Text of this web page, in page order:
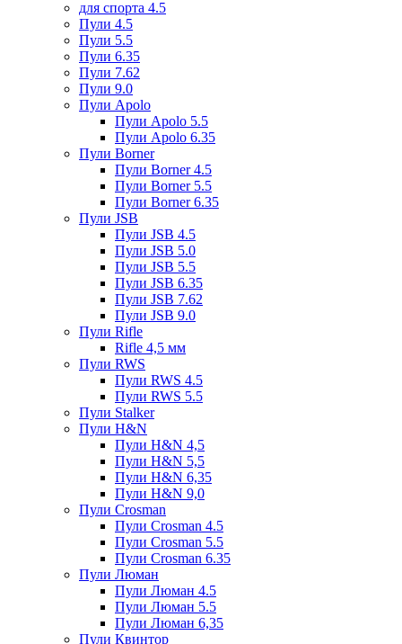
для спорта 4.5
Пули 4.5
Пули 5.5
Пули 6.35
Пули 7.62
Пули 9.0
Пули Apolo
Пули Apolo 5.5
Пули Apolo 6.35
Пули Borner
Пули Borner 4.5
Пули Borner 5.5
Пули Borner 6.35
Пули JSB
Пули JSB 4.5
Пули JSB 5.0
Пули JSB 5.5
Пули JSB 6.35
Пули JSB 7.62
Пули JSB 9.0
Пули Rifle
Rifle 4,5 мм
Пули RWS
Пули RWS 4.5
Пули RWS 5.5
Пули Stalker
Пули H&N
Пули H&N 4,5
Пули H&N 5,5
Пули H&N 6,35
Пули H&N 9,0
Пули Crosman
Пули Crosman 4.5
Пули Crosman 5.5
Пули Crosman 6.35
Пули Люман
Пули Люман 4.5
Пули Люман 5.5
Пули Люман 6,35
Пули Квинтор